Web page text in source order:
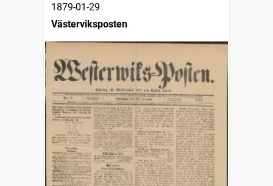
1879-01-29
Västerviksposten